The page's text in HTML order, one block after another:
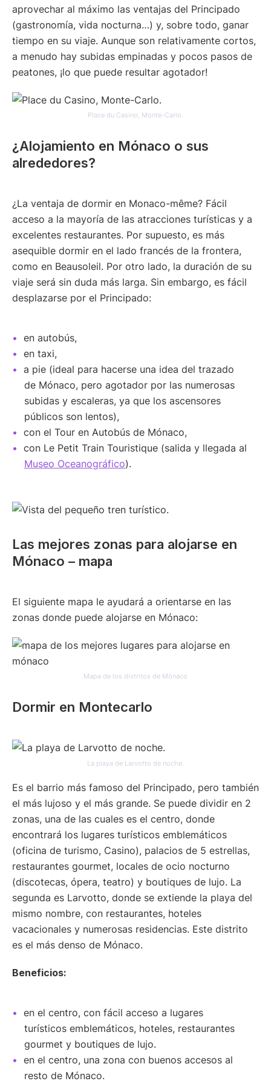
aprovechar al máximo las ventajas del Principado
(gastronomía, vida nocturna…) y, sobre todo, ganar
tiempo en su viaje. Aunque son relativamente cortos,
a menudo hay subidas empinadas y pocos pasos de
peatones, ¡lo que puede resultar agotador!
Place du Casino, Monte-Carlo.
¿Alojamiento en Mónaco o sus
alrededores?
¿La ventaja de dormir en Monaco-même? Fácil
acceso a la mayoría de las atracciones turísticas y a
excelentes restaurantes. Por supuesto, es más
asequible dormir en el lado francés de la frontera,
como en Beausoleil. Por otro lado, la duración de su
viaje será sin duda más larga. Sin embargo, es fácil
desplazarse por el Principado:
en autobús,
en taxi,
a pie (ideal para hacerse una idea del trazado
de Mónaco, pero agotador por las numerosas
subidas y escaleras, ya que los ascensores
públicos son lentos),
con el Tour en Autobús de Mónaco,
con Le Petit Train Touristique (salida y llegada al
Museo Oceanográfico).
Las mejores zonas para alojarse en
Mónaco – mapa
El siguiente mapa le ayudará a orientarse en las
zonas donde puede alojarse en Mónaco:
Mapa de los distritos de Mónaco
Dormir en Montecarlo
La playa de Larvotto de noche.
Es el barrio más famoso del Principado, pero también
el más lujoso y el más grande. Se puede dividir en 2
zonas, una de las cuales es el centro, donde
encontrará los lugares turísticos emblemáticos
(oficina de turismo, Casino), palacios de 5 estrellas,
restaurantes gourmet, locales de ocio nocturno
(discotecas, ópera, teatro) y boutiques de lujo. La
segunda es Larvotto, donde se extiende la playa del
mismo nombre, con restaurantes, hoteles
vacacionales y numerosas residencias. Este distrito
es el más denso de Mónaco.
Beneficios:
en el centro, con fácil acceso a lugares
turísticos emblemáticos, hoteles, restaurantes
gourmet y boutiques de lujo.
en el centro, una zona con buenos accesos al
resto de Mónaco.